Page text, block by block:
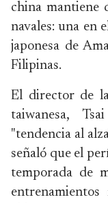
china mantiene
navales: una en
japonesa de
Filipinas.
El director de
taiwanesa,
"tendencia al
señaló que el
temporada de